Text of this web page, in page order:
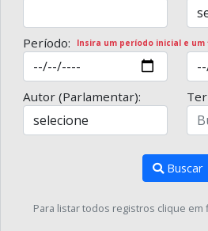
Período: Insira um período inicial e um
Autor (Parlamentar):
Buscar
Para listar todos registros clique